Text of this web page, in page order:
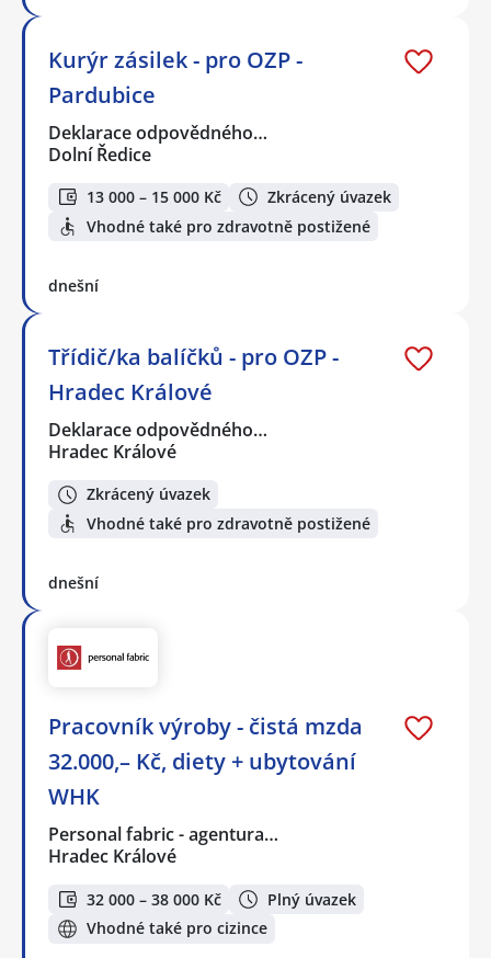
Kurýr zásilek - pro OZP -
Pardubice
Deklarace odpovědného…
Dolní Ředice
13 000 – 15 000 Kč
Zkrácený úvazek
Vhodné také pro zdravotně postižené
dnešní
Třídič/ka balíčků - pro OZP -
Hradec Králové
Deklarace odpovědného…
Hradec Králové
Zkrácený úvazek
Vhodné také pro zdravotně postižené
dnešní
Pracovník výroby - čistá mzda
32.000,– Kč, diety + ubytování
WHK
Personal fabric - agentura…
Hradec Králové
32 000 – 38 000 Kč
Plný úvazek
Vhodné také pro cizince